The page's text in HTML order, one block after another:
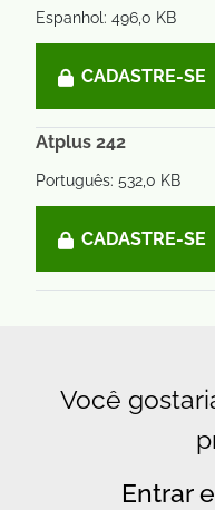
Espanhol: 496,0 KB
CADASTRE-SE
Atplus 242
Português: 532,0 KB
CADASTRE-SE
Você
Entrar